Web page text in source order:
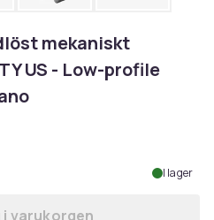
mekaniskt
US - Low-profile
I lager
i varukorgen